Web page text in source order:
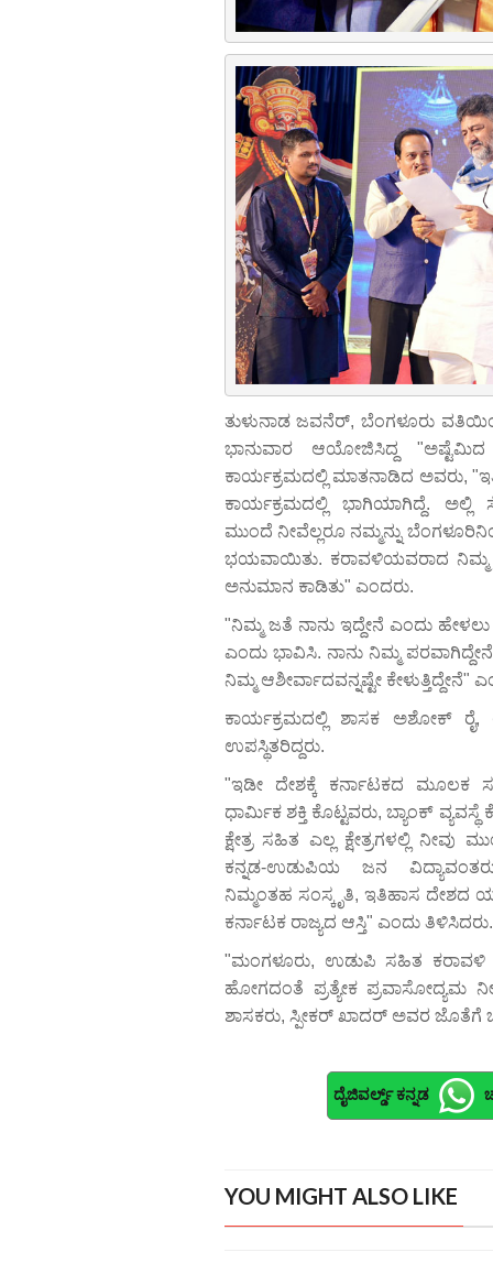
ತುಳುನಾಡ ಜವನೆರ್, ಬೆಂಗಳೂರು
ಭಾನುವಾರ ಆಯೋಜಿಸಿದ್ದ
ಕಾರ್ಯಕ್ರಮದಲ್ಲಿ ಮಾತನಾಡಿದ ಅವರು,
ಕಾರ್ಯಕ್ರಮದಲ್ಲಿ ಭಾಗಿಯಾಗಿದ್ದೆ. ಅಲ್ಲಿ
ಮುಂದೆ ನೀವೆಲ್ಲರೂ ನಮ್ಮನ್ನು
ಭಯವಾಯಿತು. ಕರಾವಳಿಯವರಾದ
ಅನುಮಾನ ಕಾಡಿತು" ಎಂದರು.
"ನಿಮ್ಮ ಜತೆ ನಾನು ಇದ್ದೇನೆ ಎಂದು
ಎಂದು ಭಾವಿಸಿ. ನಾನು ನಿಮ್ಮ
ನಿಮ್ಮ ಆಶೀರ್ವಾದವನ್ನಷ್ಟೇ ಕೇಳುತ್ತಿದ್ದೇನೆ"
ಕಾರ್ಯಕ್ರಮದಲ್ಲಿ ಶಾಸಕ ಅಶೋಕ್ ರೈ,
ಉಪಸ್ಥಿತರಿದ್ದರು.
"ಇಡೀ ದೇಶಕ್ಕೆ ಕರ್ನಾಟಕದ ಮೂಲಕ
ಧಾರ್ಮಿಕ ಶಕ್ತಿ ಕೊಟ್ಟವರು, ಬ್ಯಾಂಕ್
ಕ್ಷೇತ್ರ ಸಹಿತ ಎಲ್ಲ ಕ್ಷೇತ್ರಗಳಲ್ಲಿ ನೀವು
ಕನ್ನಡ-ಉಡುಪಿಯ ಜನ ವಿದ್ಯಾವಂತರು,
ನಿಮ್ಮಂತಹ ಸಂಸ್ಕೃತಿ, ಇತಿಹಾಸ ದೇಶದ
ಕರ್ನಾಟಕ ರಾಜ್ಯದ ಆಸ್ತಿ" ಎಂದು ತಿಳಿಸಿದರು.
"ಮಂಗಳೂರು, ಉಡುಪಿ ಸಹಿತ
ಹೋಗದಂತೆ ಪ್ರತ್ಯೇಕ ಪ್ರವಾಸೋದ್ಯಮ
ಶಾಸಕರು, ಸ್ಪೀಕರ್ ಖಾದರ್ ಅವರ ಜೊತೆಗೆ
ದೈಜಿವರ್ಲ್ಡ್ ಕನ್ನಡ
YOU MIGHT ALSO LIKE